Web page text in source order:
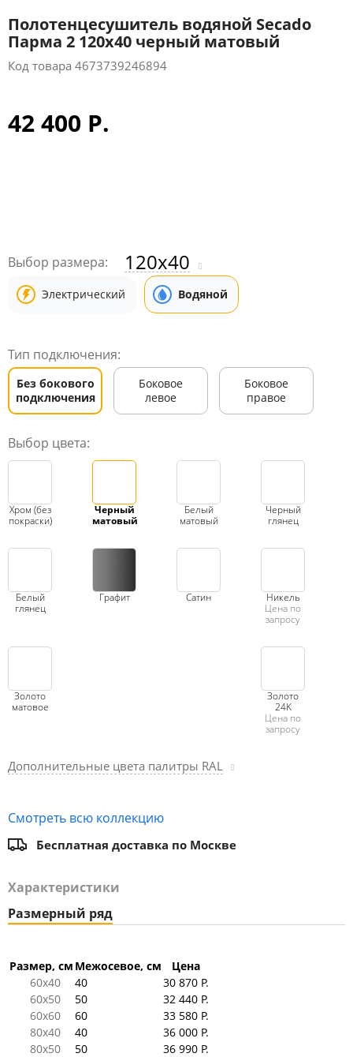
Полотенцесушитель водяной Secado
Парма 2 120x40 черный матовый
Код товара 4673739246894
42 400 Р.
Выбор размера: 120x40
Электрический Водяной
Тип подключения:
Без бокового
подключения
Боковое
левое
Боковое
правое
Выбор цвета:
Хром (без
покраски)
Черный
матовый
Белый
матовый
Черный
глянец
Белый
глянец
Графит Сатин
Никель
Цена по
запросу
Золото
матовое
Золото
24K
Цена по
запросу
Дополнительные цвета палитры RAL
Смотреть всю коллекцию
Бесплатная доставка по Москве
Характеристики
Размерный ряд
Размер, см Межосевое, см
Цена
60x40
40
30 870 Р.
60x50
50
32 440 Р.
60x60
60
33 580 Р.
80x40
40
36 000 Р.
80x50
50
36 990 Р.